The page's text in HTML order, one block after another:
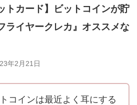
トカード】ビットコインが貯
ライヤークレカ』オススメな
年2月21日
コインは最近よく耳にする